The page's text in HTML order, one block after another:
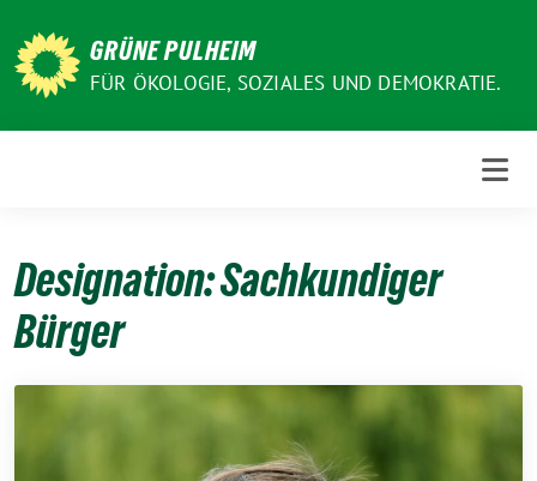
zum
Inhalt
GRÜNE PULHEIM
FÜR ÖKOLOGIE, SOZIALES UND DEMOKRATIE.
Designation:Sachkundiger
Bürger